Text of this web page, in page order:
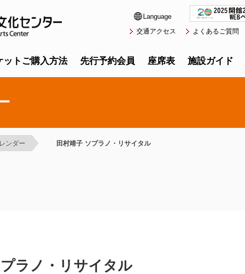
Language
交通アクセス
よくあるご質問
ットご購入方法 先行予約会員 座席表 施設ガイド
ンダー 田村靖子 ソプラノ・リサイタル
ラノ・リサイタル